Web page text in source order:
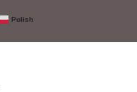
Polish